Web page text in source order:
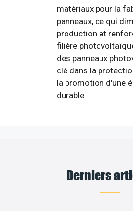
matériaux pour la
panneaux, ce qui
production et
filière
des panneaux
clé dans la
la promotion d'une
durable.
Derniers